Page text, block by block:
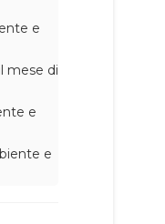
e
mese di
e
e